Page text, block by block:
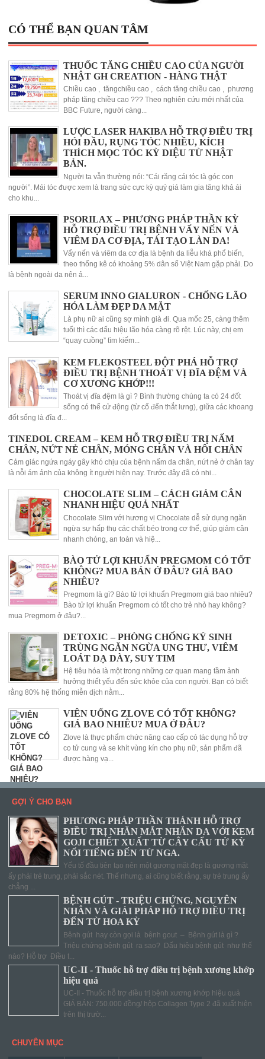
CÓ THỂ BẠN QUAN TÂM
THUỐC TĂNG CHIỀU CAO CỦA NGƯỜI
NHẬT GH CREATION - HÀNG THẬT
Chiều cao , tăngchiều cao , cách tăng chiều cao , phương
pháp tăng chiều cao ??? Theo nghiên cứu mới nhất của
BBC Future, người càng...
LƯỢC LASER HAKIBA HỖ TRỢ ĐIỀU TRỊ
HÓI ĐẦU, RỤNG TÓC NHIỀU, KÍCH
THÍCH MỌC TÓC KỲ DIỆU TỪ NHẬT
BẢN.
Người ta vẫn thường nói: “Cái răng cái tóc là góc con
người”. Mái tóc được xem là trang sức cực kỳ quý giá làm gia tăng khả ái
cho khu...
PSORILAX – PHƯƠNG PHÁP THẦN KỲ
HỖ TRỢ ĐIỀU TRỊ BỆNH VẨY NẾN VÀ
VIÊM DA CƠ ĐỊA, TÁI TẠO LÀN DA!
Vẩy nến và viêm da cơ địa là bệnh da liễu khá phổ biến,
theo thống kê có khoảng 5% dân số Việt Nam gặp phải. Do
là bệnh ngoài da nên ả...
SERUM INNO GIALURON - CHỐNG LÃO
HÓA LÀM ĐẸP DA MẶT
Là phụ nữ ai cũng sợ mình già đi. Qua mốc 25, càng thêm
tuổi thì các dấu hiệu lão hóa càng rõ rệt. Lúc này, chị em
“quay cuồng” tìm kiếm...
KEM FLEKOSTEEL ĐỘT PHÁ HỖ TRỢ
ĐIỀU TRỊ BỆNH THOÁT VỊ ĐĨA ĐỆM VÀ
CƠ XƯƠNG KHỚP!!!
Thoát vị đĩa đệm là gì ? Bình thường chúng ta có 24 đốt
sống có thể cử động (từ cổ đến thắt lưng), giữa các khoang
đốt sống là đĩa đ...
TINEDOL CREAM – KEM HỖ TRỢ ĐIỀU TRỊ NẤM
CHÂN, NỨT NẺ CHÂN, MÓNG CHÂN VÀ HÔI CHÂN
Cảm giác ngứa ngáy gây khó chịu của bệnh nấm da chân, nứt nẻ ở chân tay
là nỗi ám ảnh của không ít người hiện nay. Trước đây đã có nhi...
CHOCOLATE SLIM – CÁCH GIẢM CÂN
NHANH HIỆU QUẢ NHẤT
Chocolate Slim với hương vị Chocolate dễ sử dụng ngăn
ngừa sự hấp thụ các chất béo trong cơ thể, giúp giảm cân
nhanh chóng, an toàn và hiệ...
BÀO TỬ LỢI KHUẨN PREGMOM CÓ TỐT
KHÔNG? MUA BÁN Ở ĐÂU? GIÁ BAO
NHIÊU?
Pregmom là gì? Bào tử lợi khuẩn Pregmom giá bao nhiêu?
Bào tử lợi khuẩn Pregmom có tốt cho trẻ nhỏ hay không?
mua Pregmom ở đâu?...
DETOXIC – PHÒNG CHỐNG KÝ SINH
TRÙNG NGĂN NGỪA UNG THƯ, VIÊM
LOÁT DẠ DÀY, SUY TIM
Hệ tiêu hóa là một trong những cơ quan mang tầm ảnh
hưởng thiết yếu đến sức khỏe của con người. Bạn có biết
rằng 80% hệ thống miễn dịch nằm...
VIÊN UỐNG ZLOVE CÓ TỐT KHÔNG?
GIÁ BAO NHIÊU? MUA Ở ĐÂU?
Zlove là thực phẩm chức năng cao cấp có tác dụng hỗ trợ
co tử cung và se khít vùng kín cho phụ nữ, sản phẩm đã
được hàng vạ...
GỢI Ý CHO BẠN
PHƯƠNG PHÁP THẦN THÁNH HỖ TRỢ
ĐIỀU TRỊ NHĂN MẮT NHĂN DA VỚI KEM
GOJI CHIẾT XUẤT TỪ CÂY CẨU TỬ KỲ
NỔI TIẾNG ĐẾN TỪ NGA.
Yếu tố đầu tiên tạo nên một gương mặt đẹp là gương mặt
ấy phải trẻ trung, phải sắc nét. Thế nhưng, ai cũng biết rằng, sự trẻ trung ấy
chẳng ...
BỆNH GÚT - TRIỆU CHỨNG, NGUYÊN
NHÂN VÀ GIẢI PHÁP HỖ TRỢ ĐIỀU TRỊ
ĐẾN TỪ HOA KỲ
Bệnh gút hay còn gọi là bệnh gout – Bệnh gút là gì ?
Triệu chứng bệnh gút ra sao? Dấu hiệu bệnh gút như thế
nào? Hỗ trợ Điều t...
UC-II - Thuốc hỗ trợ điều trị bệnh xương khớp
hiệu quả
UC-II - Thuốc hỗ trợ điều trị bệnh xương khớp hiệu quả
GIÁ BÁN: 750.000 đồng/ hộp Collagen Type 2 đã xuất hiện
trên thị trườ...
CHUYÊN MỤC